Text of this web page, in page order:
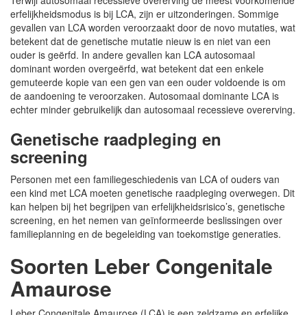
erfelijkheidsmodus is bij LCA, zijn er uitzonderingen. Sommige
gevallen van LCA worden veroorzaakt door de novo mutaties, wat
betekent dat de genetische mutatie nieuw is en niet van een
ouder is geërfd. In andere gevallen kan LCA autosomaal
dominant worden overgeërfd, wat betekent dat een enkele
gemuteerde kopie van een gen van een ouder voldoende is om
de aandoening te veroorzaken. Autosomaal dominante LCA is
echter minder gebruikelijk dan autosomaal recessieve overerving.
Genetische raadpleging en
screening
Personen met een familiegeschiedenis van LCA of ouders van
een kind met LCA moeten genetische raadpleging overwegen. Dit
kan helpen bij het begrijpen van erfelijkheidsrisico’s, genetische
screening, en het nemen van geïnformeerde beslissingen over
familieplanning en de begeleiding van toekomstige generaties.
Soorten Leber Congenitale
Amaurose